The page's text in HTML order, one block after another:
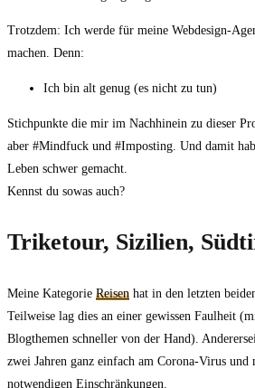
Trotzdem: Ich werde für meine Webdesign-
machen. Denn:
Ich bin alt genug (es nicht zu tun)
Stichpunkte die mir im Nachhinein zu dieser
aber #Mindfuck und #Imposting. Und damit
Leben schwer gemacht.
Kennst du sowas auch?
Triketour, Sizilien,
Meine Kategorie Reisen hat in den letzten
Teilweise lag dies an einer gewissen Faulheit
Blogthemen schneller von der Hand).
zwei Jahren ganz einfach am Corona-Virus
notwendigen Einschränkungen.